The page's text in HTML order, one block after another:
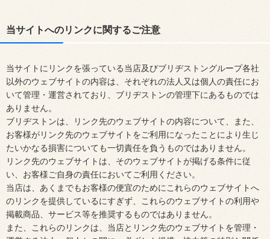
当サイトへのリンクに関するご注意
当サイトにリンクを張っている当店及びブリヂストングループ各社
以外のウェブサイトの内容は、それぞれの法人又は個人の責任にお
いて管理・運営されており、ブリヂストンの管理下にあるものでは
ありません。
ブリヂストンは、リンク先のウェブサイトの内容について、また、
お客様がリンク先のウェブサイトをご利用になったことにより生じ
たいかなる損害についても一切責任を負うものではありません。
リンク先のウェブサイトは、そのウェブサイトが掲げる条件に従
い、お客様ご自身の責任においてご利用ください。
当店は、あくまでもお客様の便宜のためにこれらのウェブサイトへ
のリンクを提供しているにすぎず、これらのウェブサイトの利用や
掲載商品、サービス等を推奨するものではありません。
また、これらのリンクは、当店とリンク先のウェブサイトを管理・